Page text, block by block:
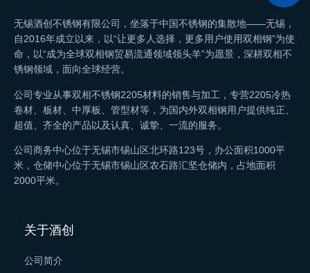
无锡酒创不锈钢有限公司，坐落于中国不锈钢的集散地——无锡，
自2016年成立以来，以“让更多人选择，更多用户使用双相钢”为使
命，以“成为全球双相钢贸易流通领域领头羊”为愿景，深耕双相不
锈钢领域，面向全球经营。
公司专业从事双相不锈钢2205材料的销售与加工，专营2205冷热
卷材、板材、中厚板、管型材等，为国内外双相钢用户提供纯正、
超值、齐全的产品以及认真、诚挚、一流的服务。
公司商务中心位于无锡市锡山区北环路123号，办公面积1000平
米，仓储中心位于无锡市锡山区农石路汇坚仓储内，占地面积
2000平米。
关于酒创
公司简介